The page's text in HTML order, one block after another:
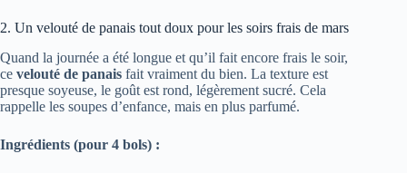
2. Un velouté de panais tout doux pour les soirs frais de mars
Quand la journée a été longue et qu’il fait encore frais le soir,
ce velouté de panais fait vraiment du bien. La texture est
presque soyeuse, le goût est rond, légèrement sucré. Cela
rappelle les soupes d’enfance, mais en plus parfumé.
Ingrédients (pour 4 bols) :